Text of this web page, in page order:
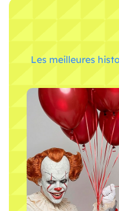
Les meilleures